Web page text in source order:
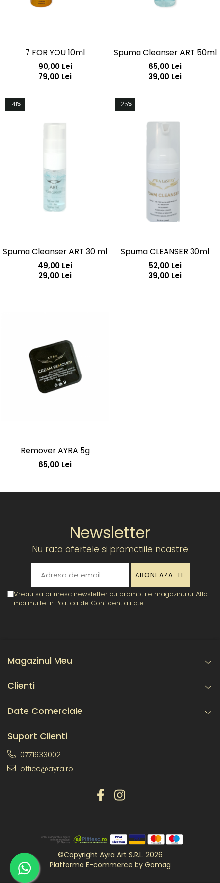
7 FOR YOU 10ml
90,00 Lei
79,00 Lei
Spuma Cleanser ART 50ml
65,00 Lei
39,00 Lei
-41%
Spuma Cleanser ART 30 ml
49,00 Lei
29,00 Lei
-25%
Spuma CLEANSER 30ml
52,00 Lei
39,00 Lei
Remover AYRA 5g
65,00 Lei
Newsletter
Nu rata ofertele si promotiile noastre
Vreau sa primesc newsletter cu promotiile magazinului. Afla
mai multe in Politica de Confidentialitate
Magazinul Meu
Clienti
Date Comerciale
Suport Clienti
0771633002
office@ayra.ro
©Copyright Ayra Art S.R.L. 2026
Platforma E-commerce by Gomag